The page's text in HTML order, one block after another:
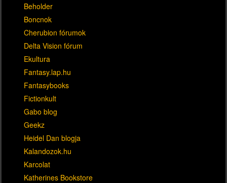
Beholder
Boncnok
Cherubion fórumok
Delta Vision fórum
Ekultura
Fantasy.lap.hu
Fantasybooks
Fictionkult
Gabo blog
Geekz
Heidel Dan blogja
Kalandozok.hu
Karcolat
Katherines Bookstore